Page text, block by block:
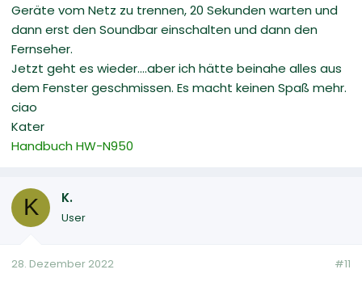
Geräte vom Netz zu trennen, 20 Sekunden warten und
dann erst den Soundbar einschalten und dann den
Fernseher.
Jetzt geht es wieder....aber ich hätte beinahe alles aus
dem Fenster geschmissen. Es macht keinen Spaß mehr.
ciao
Kater
Handbuch HW-N950
K K.
User
28. Dezember 2022 #11